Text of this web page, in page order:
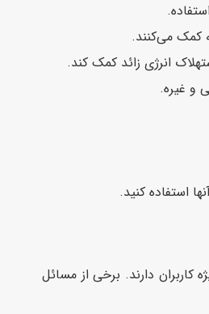
کمک می‌کنند.
انرژی زائد کمک کند.
و غیره.
استفاده کنید.
دارند. برخی از مسائل